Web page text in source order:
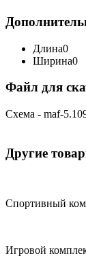
Длина0
Ширина0
Файл для
Схема - maf-
Другие
Спортивный
Игровой